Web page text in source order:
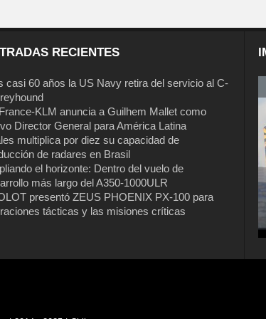
RECIENTES
casi 60 años la US Navy retira del servicio al C-
KLM anuncia a Guilhem Mallet como
Director General para América Latina
multiplica por diez su capacidad de
de radares en Brasil
el horizonte: Dentro del vuelo de
más largo del A350-1000ULR
presentó ZEUS PHOENIX PX-100 para
tácticas y las misiones críticas
Tras casi 60 años la US Navy retira del
servicio al C-2 Greyhound